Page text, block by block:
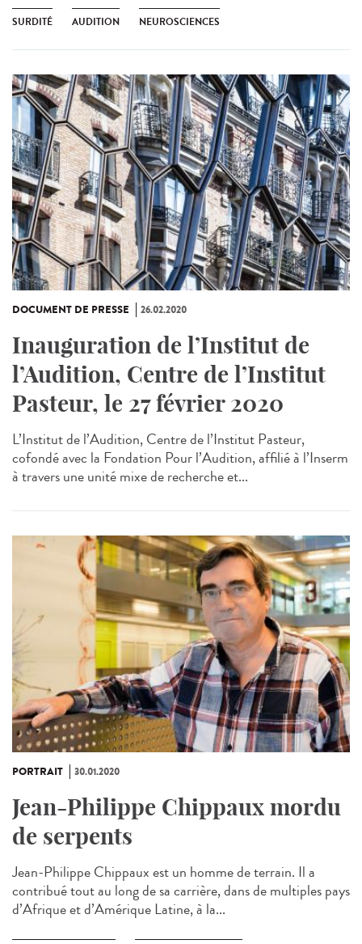
SURDITÉ AUDITION NEUROSCIENCES
DOCUMENT DE PRESSE 26.02.2020
Inauguration de l’Institut de
l’Audition, Centre de l’Institut
Pasteur, le 27 février 2020
L’Institut de l’Audition, Centre de l’Institut Pasteur,
cofondé avec la Fondation Pour l’Audition, affilié à l’Inserm
à travers une unité mixe de recherche et...
PORTRAIT 30.01.2020
Jean-Philippe Chippaux mordu
de serpents
Jean-Philippe Chippaux est un homme de terrain. Il a
contribué tout au long de sa carrière, dans de multiples pays
d’Afrique et d’Amérique Latine, à la...